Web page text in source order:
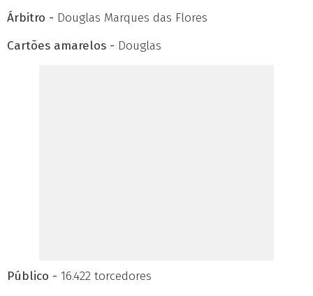
Árbitro - Douglas Marques das Flores
Cartões amarelos - Douglas
Público - 16.422 torcedores